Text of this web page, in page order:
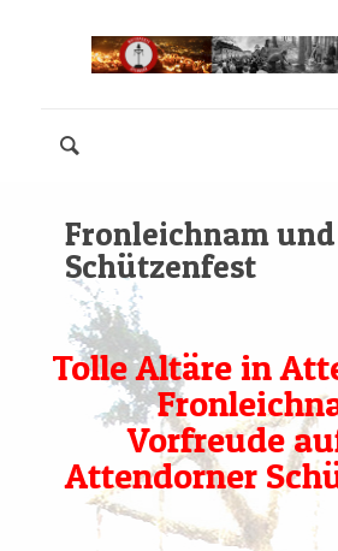
Fronleichnam und
Schützenfest
Tolle Altäre in
Vorfreude
Attendorner